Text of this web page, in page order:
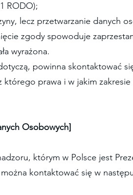
RODO);
lecz przetwarzanie danych
zgody spowoduje
wyrażona.
powinna skontaktować
prawa i w jakim zakresie
Osobowych]
którym w Polsce jest
kontaktować się w